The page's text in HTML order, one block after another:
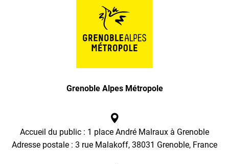
Grenoble Alpes Métropole
Accueil du public : 1 place André Malraux à Grenoble
Adresse postale : 3 rue Malakoff, 38031 Grenoble, France